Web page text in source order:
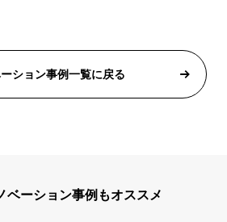
ション事例一覧に戻る
ベーション事例もオススメ